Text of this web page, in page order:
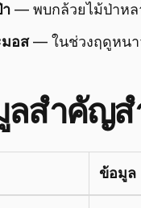
— พบกล้วยไม้ป่าหล
อส— ในช่วงฤดูหนา
ลสำคัญส
ข้อมูล